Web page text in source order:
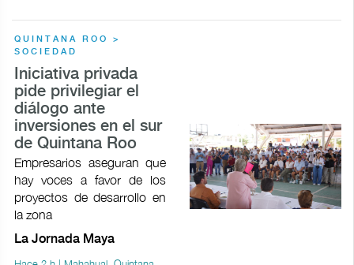
QUINTANA ROO >
SOCIEDAD
Iniciativa privada
pide privilegiar el
diálogo ante
inversiones en el sur
de Quintana Roo
Empresarios aseguran que
hay voces a favor de los
proyectos de desarrollo en
la zona
La Jornada Maya